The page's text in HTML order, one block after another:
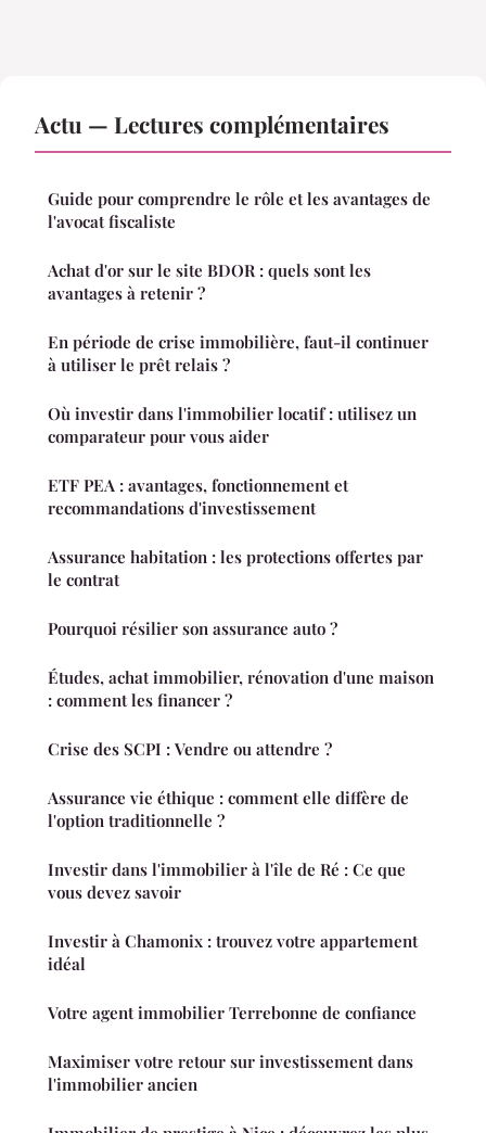
Actu — Lectures complémentaires
Guide pour comprendre le rôle et les avantages de
l'avocat fiscaliste
Achat d'or sur le site BDOR : quels sont les
avantages à retenir ?
En période de crise immobilière, faut-il continuer
à utiliser le prêt relais ?
Où investir dans l'immobilier locatif : utilisez un
comparateur pour vous aider
ETF PEA : avantages, fonctionnement et
recommandations d'investissement
Assurance habitation : les protections offertes par
le contrat
Pourquoi résilier son assurance auto ?
Études, achat immobilier, rénovation d'une maison
: comment les financer ?
Crise des SCPI : Vendre ou attendre ?
Assurance vie éthique : comment elle diffère de
l'option traditionnelle ?
Investir dans l'immobilier à l'île de Ré : Ce que
vous devez savoir
Investir à Chamonix : trouvez votre appartement
idéal
Votre agent immobilier Terrebonne de confiance
Maximiser votre retour sur investissement dans
l'immobilier ancien